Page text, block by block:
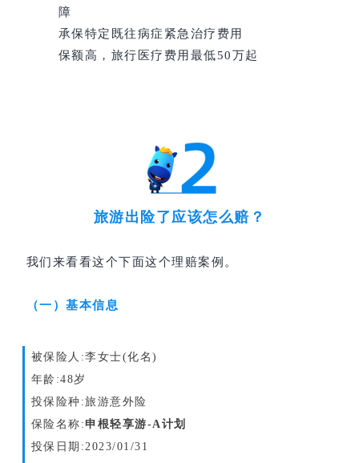
障
承保特定既往病症紧急治疗费用
保额高，旅行医疗费用最低50万起
旅游出险了应该怎么赔？
我们来看看这个下面这个理赔案例。
（一）基本信息
被保险人:李女士(化名)
年龄:48岁
投保险种:旅游意外险
保险名称:申根轻享游-A计划
投保日期:2023/01/31